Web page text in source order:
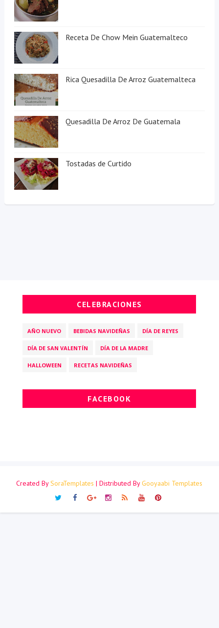
Receta De Chow Mein Guatemalteco
Rica Quesadilla De Arroz Guatemalteca
Quesadilla De Arroz De Guatemala
Tostadas de Curtido
CELEBRACIONES
AÑO NUEVO BEBIDAS NAVIDEÑAS DÍA DE REYES
DÍA DE SAN VALENTÍN DÍA DE LA MADRE
HALLOWEEN RECETAS NAVIDEÑAS
FACEBOOK
Created BySoraTemplates | Distributed ByGooyaabi Templates